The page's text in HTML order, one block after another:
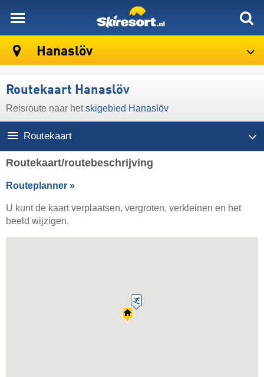
Hanaslöv
Routekaart Hanaslöv
Reisroute naar hetskigebied Hanaslöv
Routekaart
Routekaart/routebeschrijving
Routeplanner »
U kunt de kaart verplaatsen, vergroten, verkleinen en het
beeld wijzigen.